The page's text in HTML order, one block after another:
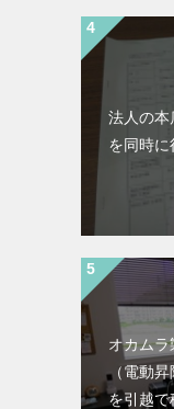
法人の本
を同時に
オカム
（電動昇
を引越で